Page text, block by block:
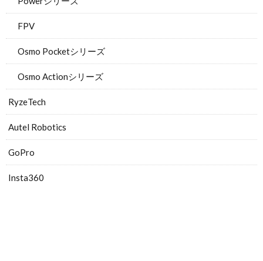
FPV
Osmo Pocketシリーズ
Osmo Actionシリーズ
RyzeTech
Autel Robotics
GoPro
Insta360